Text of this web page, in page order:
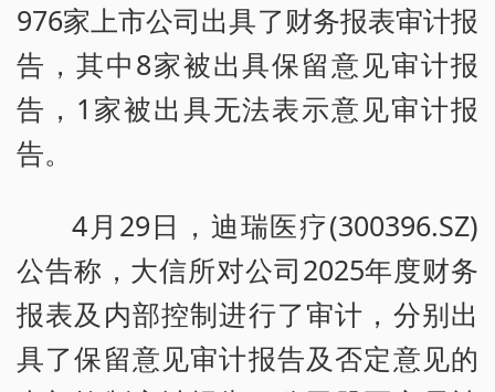
976家上市公司出具了财务报表审计报
告，其中8家被出具保留意见审计报
告，1家被出具无法表示意见审计报
告。
4月29日，迪瑞医疗(300396.SZ)
公告称，大信所对公司2025年度财务
报表及内部控制进行了审计，分别出
具了保留意见审计报告及否定意见的